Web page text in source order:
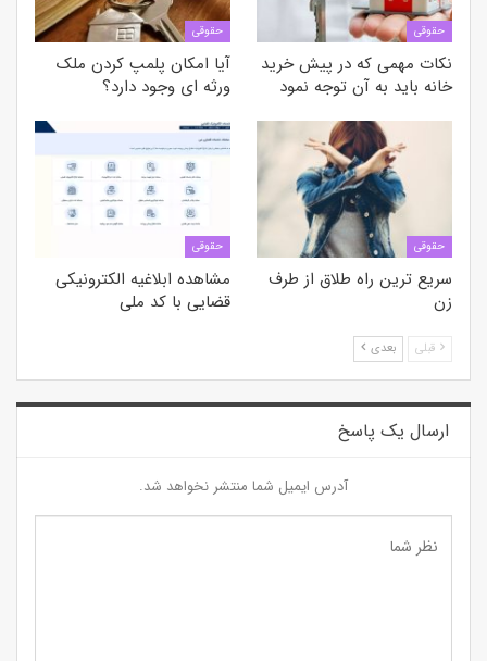
حقوقی
نکات مهمی که در پیش خرید
خانه باید به آن توجه نمود
حقوقی
آیا امکان پلمپ کردن ملک
ورثه ای وجود دارد؟
حقوقی
سریع ترین راه طلاق از طرف
زن
حقوقی
مشاهده ابلاغیه الکترونیکی
قضایی با کد ملی
قبلی بعدی
ارسال یک پاسخ
آدرس ایمیل شما منتشر نخواهد شد.